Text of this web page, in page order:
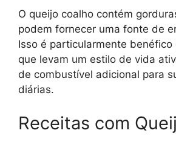
O queijo coalho contém
podem fornecer uma fonte de
Isso é particularmente benéfico
que levam um estilo de vida
de combustível adicional para
diárias.
Receitas com